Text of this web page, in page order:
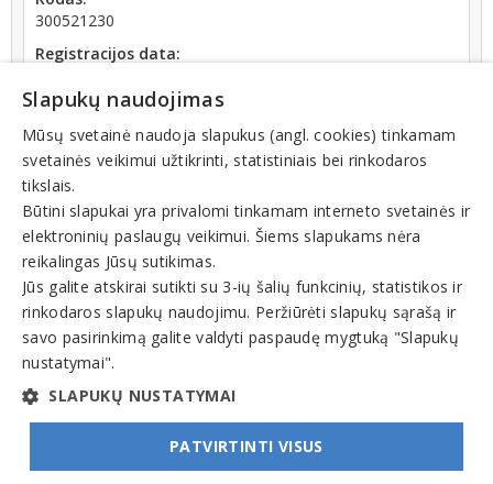
300521230
Registracijos data:
Darbuotojų skaičius:
iki 10 darbuotojų
Apyvarta:
2 000 569 €, pelnas po mokesčių 92,8 % (2025 m.)
Veiklos sritys
Odontologijos paslaugos, odontologai
© INFOMINTA, UAB. Visos teisės saugomos. Telefonas
info@1551.info
Slapukų naudojimas
Mūsų svetainė naudoja slapukus (angl. cookies) tinkamam
svetainės veikimui užtikrinti, statistiniais bei rinkodaros
tikslais.
Būtini slapukai yra privalomi tinkamam interneto svetainės ir
elektroninių paslaugų veikimui. Šiems slapukams nėra
reikalingas Jūsų sutikimas.
Jūs galite atskirai sutikti su 3-ių šalių funkcinių, statistikos ir
rinkodaros slapukų naudojimu. Peržiūrėti slapukų sąrašą ir
savo pasirinkimą galite valdyti paspaudę mygtuką "Slapukų
nustatymai".
SLAPUKŲ NUSTATYMAI
PATVIRTINTI VISUS